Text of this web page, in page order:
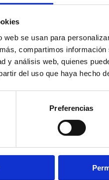
web se usan para
compartimos
y análisis web, quienes
del uso que haya hecho
Preferencias